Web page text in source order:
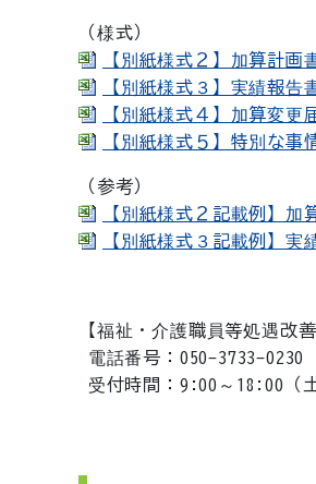
（様式）
【別紙様式２】加算計画
【別紙様式３】実績報告
【別紙様式４】加算変更
【別紙様式５】特別な事
（参考）
【別紙様式２記載例】加
【別紙様式３記載例】実
【福祉・介護職員等処遇改
電話番号：050-3733-0230
受付時間：9:00～18:00（